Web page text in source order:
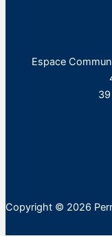
Espace
Copyright © 2026